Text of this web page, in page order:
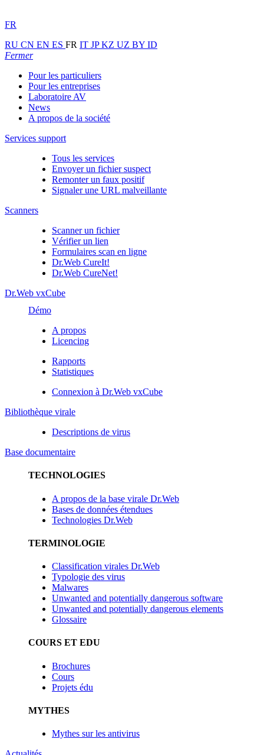
FR
RU CN EN ES FR IT JPKZ UZ BY ID
Fermer
Pour les particuliers
Pour les entreprises
Laboratoire AV
News
A propos de la société
Services support
Tous les services
Envoyer un fichier suspect
Remonter un faux positif
Signaler une URL malveillante
Scanners
Scanner un fichier
Vérifier un lien
Formulaires scan en ligne
Dr.Web CureIt!
Dr.Web CureNet!
Dr.Web vxCube
Démo
A propos
Licencing
Rapports
Statistiques
Connexion à Dr.Web vxCube
Bibliothèque virale
Descriptions de virus
Base documentaire
TECHNOLOGIES
A propos de la base virale Dr.Web
Bases de données étendues
Technologies Dr.Web
TERMINOLOGIE
Classification virales Dr.Web
Typologie des virus
Malwares
Unwanted and potentially dangerous software
Unwanted and potentially dangerous elements
Glossaire
COURS ET EDU
Brochures
Cours
Projets édu
MYTHES
Mythes sur les antivirus